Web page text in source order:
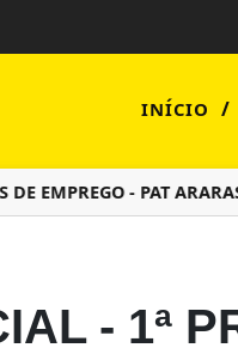
INÍCIO /
EMPREGO - PAT
- 1ª